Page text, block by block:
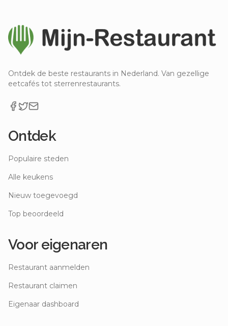
Ontdek de beste restaurants in Nederland. Van gezellige
eetcafés tot sterrenrestaurants.
Ontdek
Populaire steden
Alle keukens
Nieuw toegevoegd
Top beoordeeld
Voor eigenaren
Restaurant aanmelden
Restaurant claimen
Eigenaar dashboard